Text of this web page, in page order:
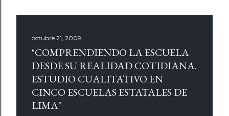
octubre 21, 2009
"COMPRENDIENDO LA ESCUELA
DESDE SU REALIDAD COTIDIANA.
ESTUDIO CUALITATIVO EN
CINCO ESCUELAS ESTATALES DE
LIMA"